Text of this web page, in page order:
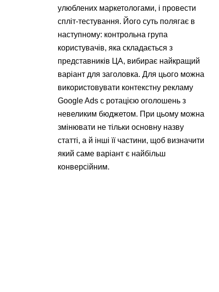
улюблених маркетологами, і провести
спліт-тестування. Його суть полягає в
наступному: контрольна група
користувачів, яка складається з
представників ЦА, вибирає найкращий
варіант для заголовка. Для цього можна
використовувати контекстну рекламу
Google Ads c ротацією оголошень з
невеликим бюджетом. При цьому можна
змінювати не тільки основну назву
статті, а й інші її частини, щоб визначити
який саме варіант є найбільш
конверсійним.